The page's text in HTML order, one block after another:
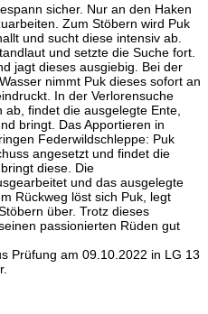
sicher. Nur an den Haken
Zum Stöbern wird Puk
und sucht diese intensiv ab.
und setzte die Suche fort.
jagt dieses ausgiebig. Bei der
nimmt Puk dieses sofort an
In der Verlorensuche
findet die ausgelegte Ente,
bringt. Das Apportieren in
Federwildschleppe: Puk
angesetzt und findet die
diese. Die
und das ausgelegte
Rückweg löst sich Puk, legt
über. Trotz dieses
passionierten Rüden gut
Prüfung am 09.10.2022 in LG 13